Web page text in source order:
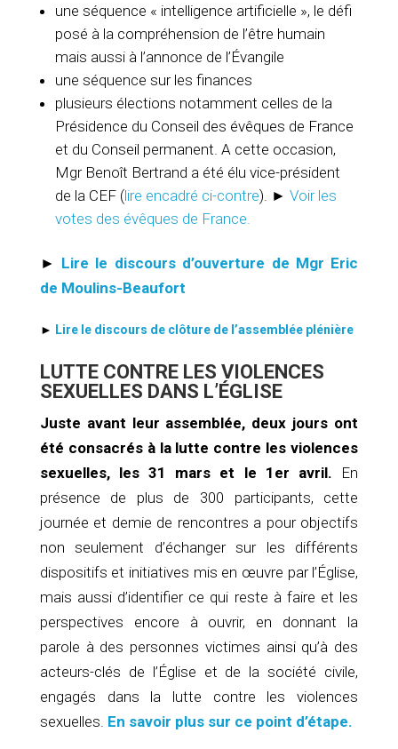
une séquence « intelligence artificielle », le défi
posé à la compréhension de l’être humain
mais aussi à l’annonce de l’Évangile
une séquence sur les finances
plusieurs élections notamment celles de la
Présidence du Conseil des évêques de France
et du Conseil permanent. A cette occasion,
Mgr Benoît Bertrand a été élu vice-président
de la CEF (lire encadré ci-contre). ► Voir les
votes des évêques de France.
► Lire le discours d’ouverture de Mgr Eric
de Moulins-Beaufort
► Lire le discours de clôture de l’assemblée plénière
LUTTE CONTRE LES VIOLENCES
SEXUELLES DANS L’ÉGLISE
Juste avant leur assemblée, deux jours ont
été consacrés à la lutte contre les violences
sexuelles, les 31 mars et le 1er avril. En
présence de plus de 300 participants, cette
journée et demie de rencontres a pour objectifs
non seulement d’échanger sur les différents
dispositifs et initiatives mis en œuvre par l’Église,
mais aussi d’identifier ce qui reste à faire et les
perspectives encore à ouvrir, en donnant la
parole à des personnes victimes ainsi qu’à des
acteurs-clés de l’Église et de la société civile,
engagés dans la lutte contre les violences
sexuelles. En savoir plus sur ce point d’étape.